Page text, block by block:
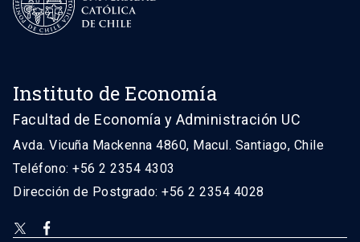
Instituto de Economía
Facultad de Economía y Administración UC
Avda. Vicuña Mackenna 4860, Macul. Santiago, Chile
Teléfono: +56 2 2354 4303
Dirección de Postgrado: +56 2 2354 4028